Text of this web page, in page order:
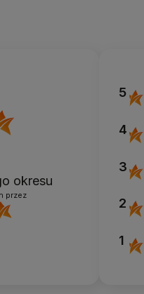
okresu
przez
5
4
3
2
1